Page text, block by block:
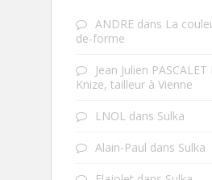
ANDRE dans La
de-forme
Jean Julien
Knize, tailleur à Vienne
LNOL dans Sulka
Alain-Paul dans Sulka